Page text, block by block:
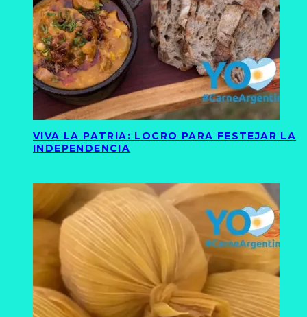
VIVA LA PATRIA: LOCRO PARA FESTEJAR LA
INDEPENDENCIA